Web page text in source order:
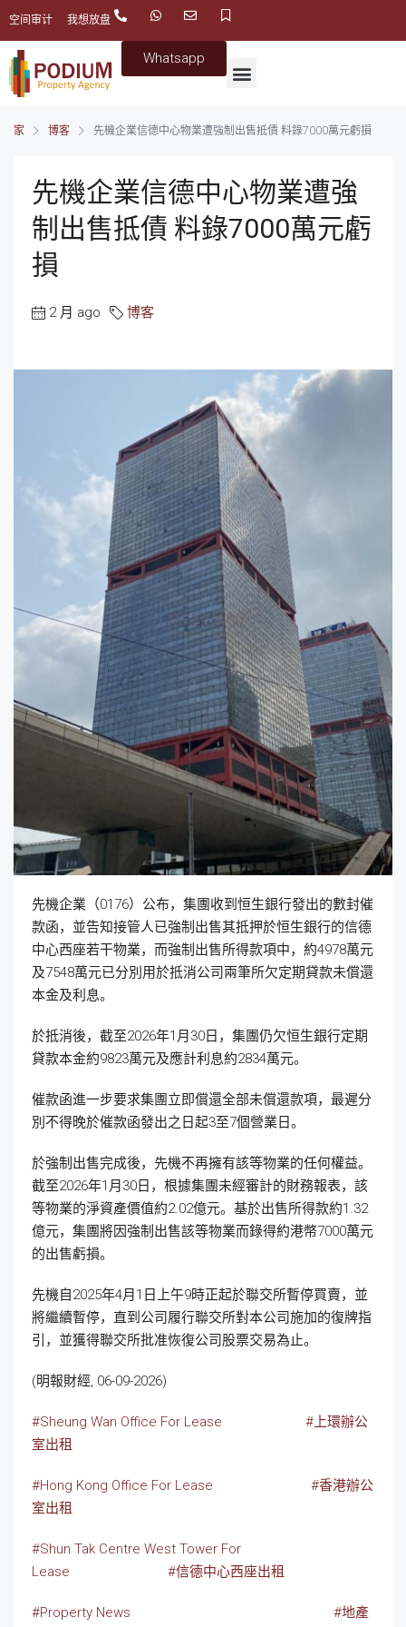
空间审计 我想放盘
Whatsapp
家 博客 先機企業信德中心物業遭強制出售抵債 料錄7000萬元虧損
先機企業信德中心物業遭強
制出售抵債 料錄7000萬元虧
損
2 月 ago 博客
先機企業（0176）公布，集團收到恒生銀行發出的數封催
款函，並告知接管人已強制出售其抵押於恒生銀行的信德
中心西座若干物業，而強制出售所得款項中，約4978萬元
及7548萬元已分別用於抵消公司兩筆所欠定期貸款未償還
本金及利息。
於抵消後，截至2026年1月30日，集團仍欠恒生銀行定期
貸款本金約9823萬元及應計利息約2834萬元。
催款函進一步要求集團立即償還全部未償還款項，最遲分
別不得晚於催款函發出之日起3至7個營業日。
於強制出售完成後，先機不再擁有該等物業的任何權益。
截至2026年1月30日，根據集團未經審計的財務報表，該
等物業的淨資產價值約2.02億元。基於出售所得款約1.32
億元，集團將因強制出售該等物業而錄得約港幣7000萬元
的出售虧損。
先機自2025年4月1日上午9時正起於聯交所暫停買賣，並
將繼續暫停，直到公司履行聯交所對本公司施加的復牌指
引，並獲得聯交所批准恢復公司股票交易為止。
(明報財經, 06-09-2026)
#Sheung Wan Office For Lease
#上環辦公
室出租
#Hong Kong Office For Lease
#香港辦公
室出租
#Shun Tak Centre West Tower For
Lease
#信德中心西座出租
#Property News #地產